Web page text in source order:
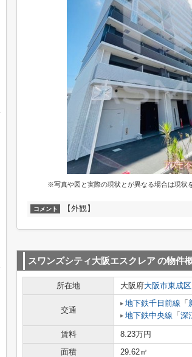
※写真や図と実際の現状とが異なる場合は現状
コメント 【外観】
スワンズシティ大阪エスクレアの物件
所在地 大阪府大阪市東成区
交通
地下鉄千日前線 「
地下鉄中央線 「 深
賃料 8.23万円
面積
29.62㎡